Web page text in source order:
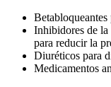
Inhibidores de
para reducir la
Diuréticos para
Medicamentos